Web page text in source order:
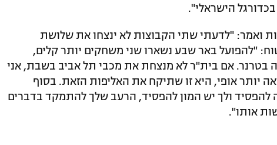
הישראלי".
ואמר: "לדעתי שתי הקבוצות לא ינצחו את שלושת
"להפועל באר שבע נשארו שני משחקים יותר קלים,
בטרנר. אם בית"ר לא מנצחת את מכבי תל אביב בשבת, אני
יותר אופי, היא זו שתיקח את האליפות הזאת. בסוף
ולך יש המון להפסיד, הרעב שלך להתמקד בדברים
אותו".